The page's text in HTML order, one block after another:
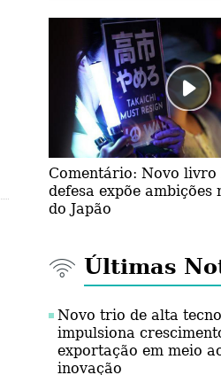
Comentário: Novo livro
defesa expõe
do Japão
Últimas
Novo trio de alta
impulsiona
exportação em meio
inovação